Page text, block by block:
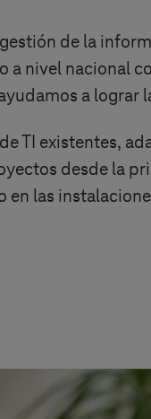
de la
nivel nacional
a lograr
TI existentes,
desde la
las